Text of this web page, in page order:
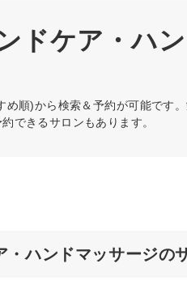
ドケア・ハ
め順)から検索＆予約が可能です
できるサロンもあります。
・ハンドマッサージの